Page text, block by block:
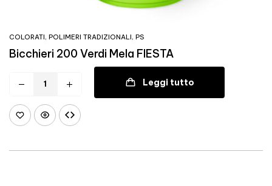
COLORATI, POLIMERI TRADIZIONALI, PS
Bicchieri 200 Verdi Mela FIESTA
Leggi tutto